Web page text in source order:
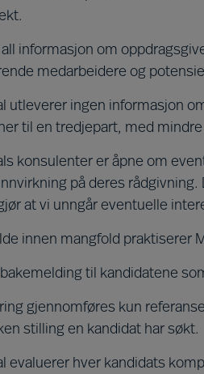
informasjon om
medarbeidere og
utleverer ingen informasjon
til en tredjepart, med
konsulenter er åpne om
på deres
at vi unngår eventuelle
innen mangfold praktiserer
til kandidatene
gjennomføres kun
stilling en kandidat har søkt.
evaluerer hver kandidats